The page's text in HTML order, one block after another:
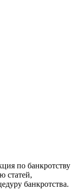
по банкротству
статей,
банкротства.